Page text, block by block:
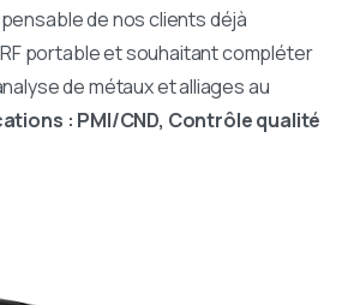
de nos clients déjà
portable et souhaitant compléter
de métaux et alliages au
: PMI/CND, Contrôle qualité